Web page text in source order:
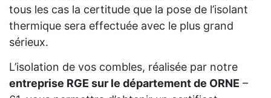
tous les cas la certitude que la pose de l’isolant
thermique sera effectuée avec le plus grand
sérieux.
L’isolation de vos combles, réalisée par notre
entreprise RGE sur le département de ORNE –